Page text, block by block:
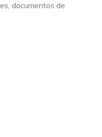
documentos de